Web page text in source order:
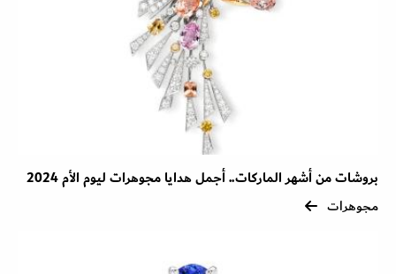
بروشات من أشهر الماركات.. أجمل هدايا مجوهرات ليوم الأم 2024
مجوهرات